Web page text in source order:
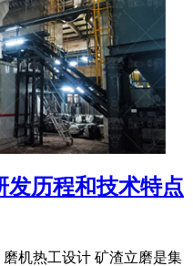
历程和技术特点
机热工设计 矿渣立磨是集